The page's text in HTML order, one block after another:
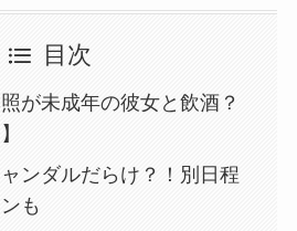
目次
照が未成年の彼女と飲酒？
ンダルだらけ？！別日程
も